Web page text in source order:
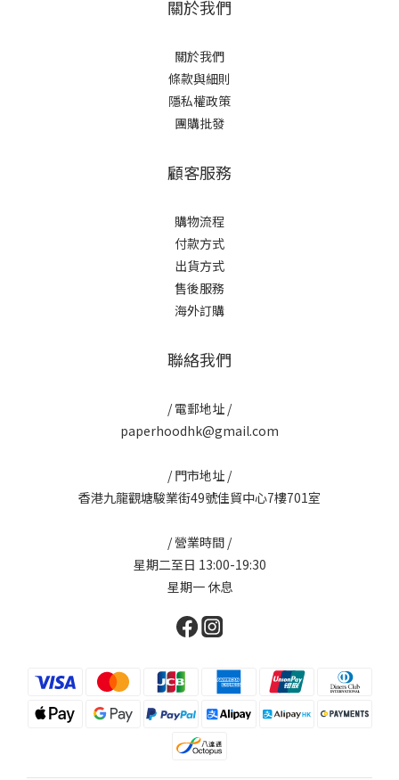
關於我們
關於我們
條款與細則
隱私權政策
團購批發
顧客服務
購物流程
付款方式
出貨方式
售後服務
海外訂購
聯絡我們
/ 電郵地址 /
paperhoodhk@gmail.com
/ 門市地址 /
香港九龍觀塘駿業街49號佳貿中心7樓701室
/ 營業時間 /
星期二至日 13:00-19:30
星期一 休息